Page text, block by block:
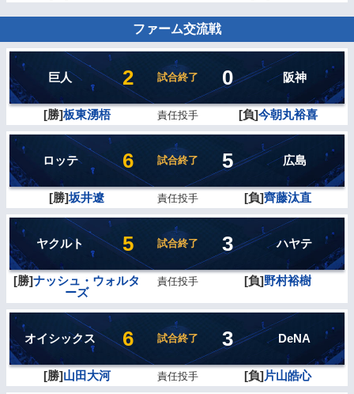
ファーム交流戦
巨人 2 試合終了 0 阪神
[勝]板東湧梧 責任投手 [負]今朝丸裕喜
ロッテ 6 試合終了 5 広島
[勝]坂井遼 責任投手 [負]齊藤汰直
ヤクルト 5 試合終了 3 ハヤテ
[勝]ナッシュ・ウォルタ
ーズ
責任投手 [負]野村裕樹
オイシックス 6 試合終了 3 DeNA
[勝]山田大河 責任投手 [負]片山皓心